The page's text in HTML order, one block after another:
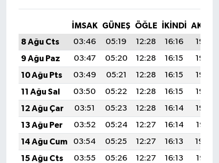
İMSAK GÜNEŞ ÖĞLE İKINDI
8 Ağu Cts
03:46 05:19 12:28 16:16
19:27
9 Ağu Paz
03:47 05:20 12:28 16:15
19:26
10 Ağu Pts
03:49 05:21 12:28 16:15
19:25
11 Ağu Sal
03:50 05:22 12:28 16:15
19:23
12 Ağu Çar
03:51 05:23 12:28 16:14
19:22
13 Ağu Per
03:52 05:24 12:27 16:14
19:21
14 Ağu Cum
03:54 05:25 12:27 16:13
19:20
15 Ağu Cts
03:55 05:26 12:27 16:13
19:18